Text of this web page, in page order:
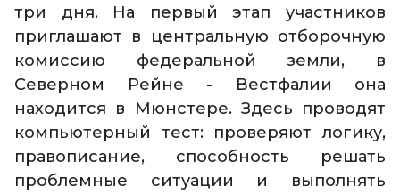
три дня. На первый этап участников
приглашают в центральную отборочную
комиссию федеральной земли, в
Северном Рейне - Вестфалии она
находится в Мюнстере. Здесь проводят
компьютерный тест: проверяют логику,
правописание, способность решать
проблемные ситуации и выполнять